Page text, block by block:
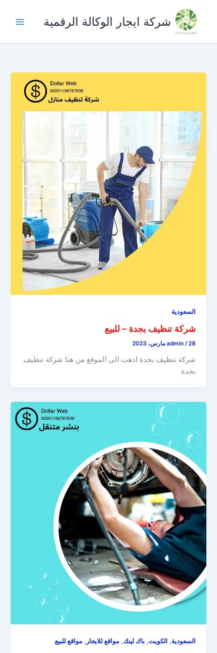
المحتوى
شركة ايجار الوكالة الرقمية
السعودية
شركة تنظيف بجدة – للبيع
admin /28 مارس، 2023
شركة تنظيف بجدة اذهب الى الموقع من هنا شركة تنظيف
بجدة
السعودية, الكويت, باك لينك,مواقع للايجار ,مواقع للبيع